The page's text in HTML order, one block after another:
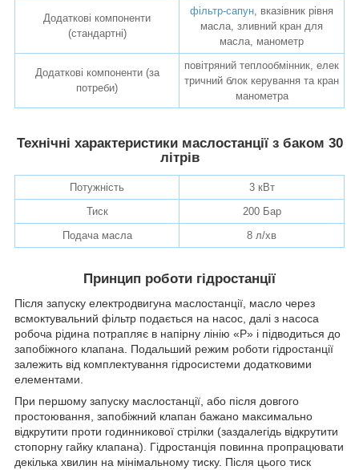
Додаткові компоненти
(стандартні)
фільтр-сапун, вказівник рівня
масла, зливний кран для
масла, манометр
Додаткові компоненти (за
потреби)
повітряний теплообмінник, елек
тричний блок керування та кран
манометра
Технічні характеристики маслостанції з баком 30
літрів
Потужність
3 кВт
Тиск
200 Бар
Подача масла
8 л/хв
Принцип роботи гідростанції
Після запуску електродвигуна маслостанції, масло через
всмоктувальний фільтр подається на насос, далі з насоса
робоча рідина потрапляє в напірну лінію «P» і підводиться до
запобіжного клапана. Подальший режим роботи гідростанції
залежить від комплектування гідросистеми додатковими
елементами.
При першому запуску маслостанції, або після довгого
простоювання, запобіжний клапан бажано максимально
відкрутити проти годинникової стрілки (заздалегідь відкрутити
стопорну гайку клапана). Гідростанція повинна пропрацювати
декілька хвилин на мінімальному тиску. Після цього тиск